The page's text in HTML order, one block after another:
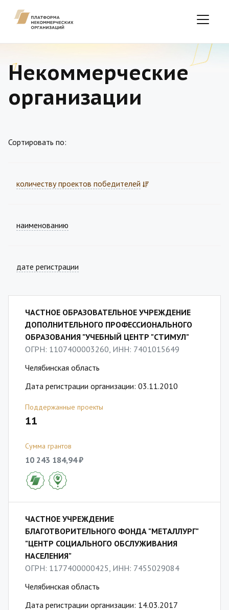
Некоммерческие
организации
Сортировать по:
количеству проектов победителей
наименованию
дате регистрации
ЧАСТНОЕ ОБРАЗОВАТЕЛЬНОЕ УЧРЕЖДЕНИЕ
ДОПОЛНИТЕЛЬНОГО ПРОФЕССИОНАЛЬНОГО
ОБРАЗОВАНИЯ "УЧЕБНЫЙ ЦЕНТР "СТИМУЛ"
ОГРН: 1107400003260, ИНН: 7401015649
Челябинская область
Дата регистрации организации: 03.11.2010
Поддержанные проекты
11
Сумма грантов
10 243 184,94 ₽
ЧАСТНОЕ УЧРЕЖДЕНИЕ
БЛАГОТВОРИТЕЛЬНОГО ФОНДА "МЕТАЛЛУРГ"
"ЦЕНТР СОЦИАЛЬНОГО ОБСЛУЖИВАНИЯ
НАСЕЛЕНИЯ"
ОГРН: 1177400000425, ИНН: 7455029084
Челябинская область
Дата регистрации организации: 14.03.2017